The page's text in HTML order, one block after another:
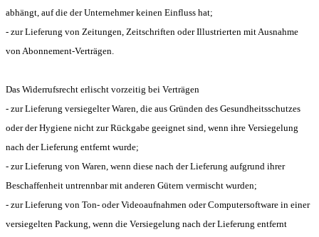
abhängt, auf die der Unternehmer keinen Einfluss hat;
- zur Lieferung von Zeitungen, Zeitschriften oder Illustrierten mit Ausnahme
von Abonnement-Verträgen.
Das Widerrufsrecht erlischt vorzeitig bei Verträgen
- zur Lieferung versiegelter Waren, die aus Gründen des Gesundheitsschutzes
oder der Hygiene nicht zur Rückgabe geeignet sind, wenn ihre Versiegelung
nach der Lieferung entfernt wurde;
- zur Lieferung von Waren, wenn diese nach der Lieferung aufgrund ihrer
Beschaffenheit untrennbar mit anderen Gütern vermischt wurden;
- zur Lieferung von Ton- oder Videoaufnahmen oder Computersoftware in einer
versiegelten Packung, wenn die Versiegelung nach der Lieferung entfernt